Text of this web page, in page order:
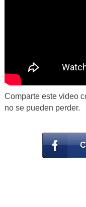
Comparte este video
no se pueden perder.